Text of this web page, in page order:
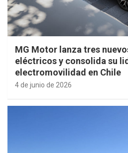
MG Motor lanza tres
eléctricos y consolida su
electromovilidad en Chile
4 de junio de 2026